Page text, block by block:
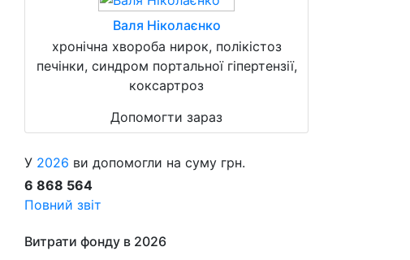
Валя Ніколаєнко
хронічна хвороба нирок, полікістоз
печінки, синдром портальної гіпертензії,
коксартроз
Допомогти зараз
У 2026 ви допомогли на суму грн.
6 868 564
Повний звіт
Витрати фонду в 2026